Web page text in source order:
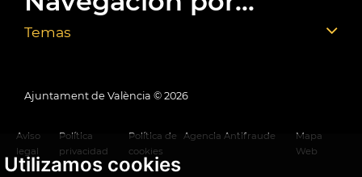
Utilizamos cookies
Temas
Ajuntament de València © 2026
Aviso
legal
Política
privacidad
Política de
cookies
Agencia Antifraude
Mapa
Web